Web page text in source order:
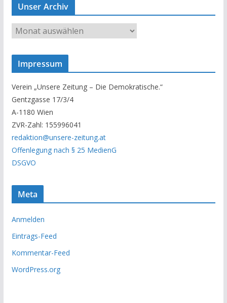
Unser Archiv
U
n
s
A
r
c
h
i
v
Impressum
Verein „Unsere Zeitung – Die Demokratische.“
Gentzgasse 17/3/4
A-1180 Wien
ZVR-Zahl: 155996041
redaktion@unsere-zeitung.at
Offenlegung nach § 25 MedienG
DSGVO
Meta
Anmelden
Eintrags-Feed
Kommentar-Feed
WordPress.org